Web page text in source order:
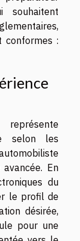
souhaitent
conformes :
selon les
En
du
le profil de
désirée,
pour une